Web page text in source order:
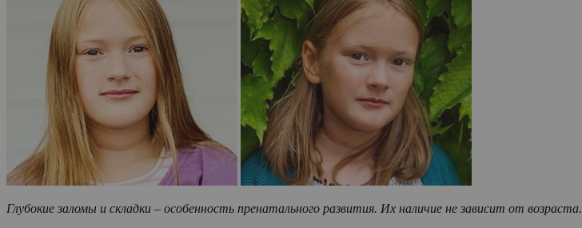
Глубокие заломы и складки – особенность пренатального развития. Их наличие не зависит от возраста.